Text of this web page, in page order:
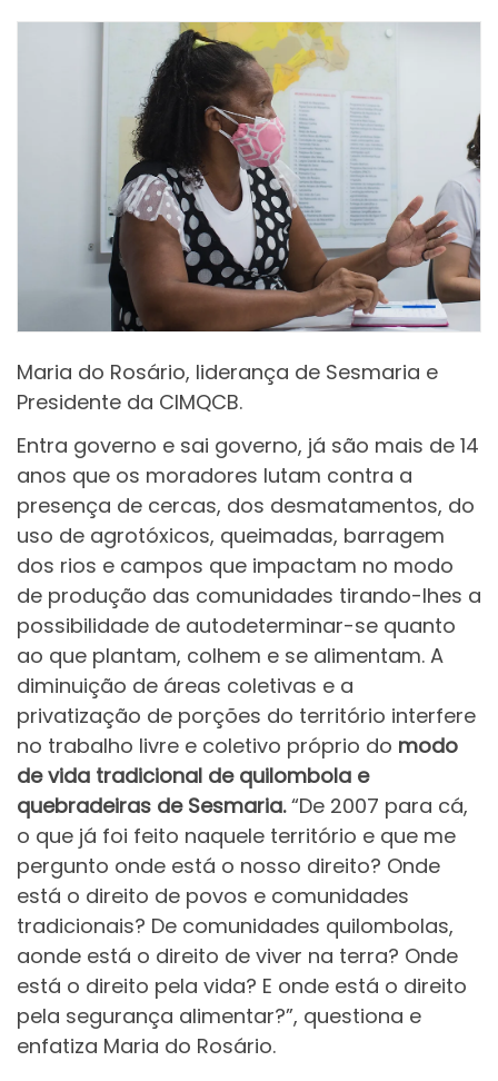
Maria do Rosário, liderança de Sesmaria e
Presidente da CIMQCB.
Entra governo e sai governo, já são mais de 14
anos que os moradores lutam contra a
presença de cercas, dos desmatamentos, do
uso de agrotóxicos, queimadas, barragem
dos rios e campos que impactam no modo
de produção das comunidades tirando-lhes a
possibilidade de autodeterminar-se quanto
ao que plantam, colhem e se alimentam. A
diminuição de áreas coletivas e a
privatização de porções do território interfere
no trabalho livre e coletivo próprio do modo
de vida tradicional de quilombola e
quebradeiras de Sesmaria.“De 2007 para cá,
o que já foi feito naquele território e que me
pergunto onde está o nosso direito? Onde
está o direito de povos e comunidades
tradicionais? De comunidades quilombolas,
aonde está o direito de viver na terra? Onde
está o direito pela vida? E onde está o direito
pela segurança alimentar?”, questiona e
enfatiza Maria do Rosário.